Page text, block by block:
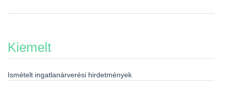
Kiemelt
Ismételt ingatlanárverési hirdetmények